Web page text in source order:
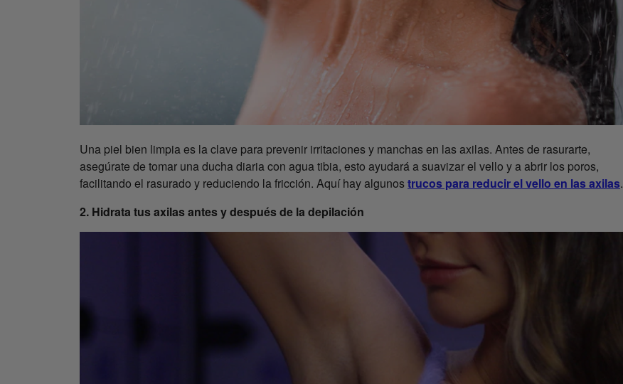
Una piel bien limpia es la clave para prevenir irritaciones y manchas en las axilas. Antes de rasurarte,
asegúrate de tomar una ducha diaria con agua tibia, esto ayudará a suavizar el vello y a abrir los poros,
facilitando el rasurado y reduciendo la fricción. Aquí hay algunostrucos para reducir el vello en las axilas.
2. Hidrata tus axilas antes y después de la depilación